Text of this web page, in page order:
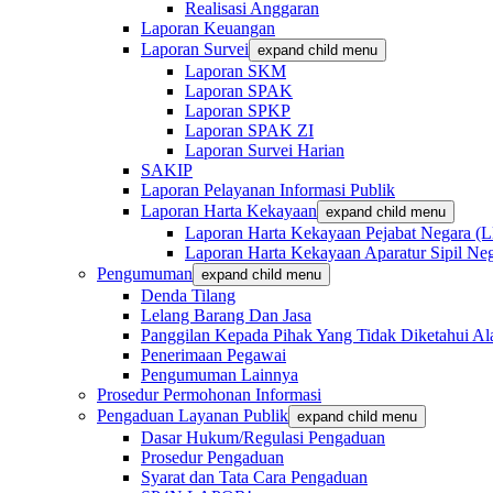
Realisasi Anggaran
Laporan Keuangan
Laporan Survei expand child menu
Laporan SKM
Laporan SPAK
Laporan SPKP
Laporan SPAK ZI
Laporan Survei Harian
SAKIP
Laporan Pelayanan Informasi Publik
Laporan Harta Kekayaan expand child menu
Laporan Harta Kekayaan Pejabat Negara
Laporan Harta Kekayaan Aparatur Sipil
Pengumuman expand child menu
Denda Tilang
Lelang Barang Dan Jasa
Panggilan Kepada Pihak Yang Tidak Diketahui
Penerimaan Pegawai
Pengumuman Lainnya
Prosedur Permohonan Informasi
Pengaduan Layanan Publik expand child menu
Dasar Hukum/Regulasi Pengaduan
Prosedur Pengaduan
Syarat dan Tata Cara Pengaduan